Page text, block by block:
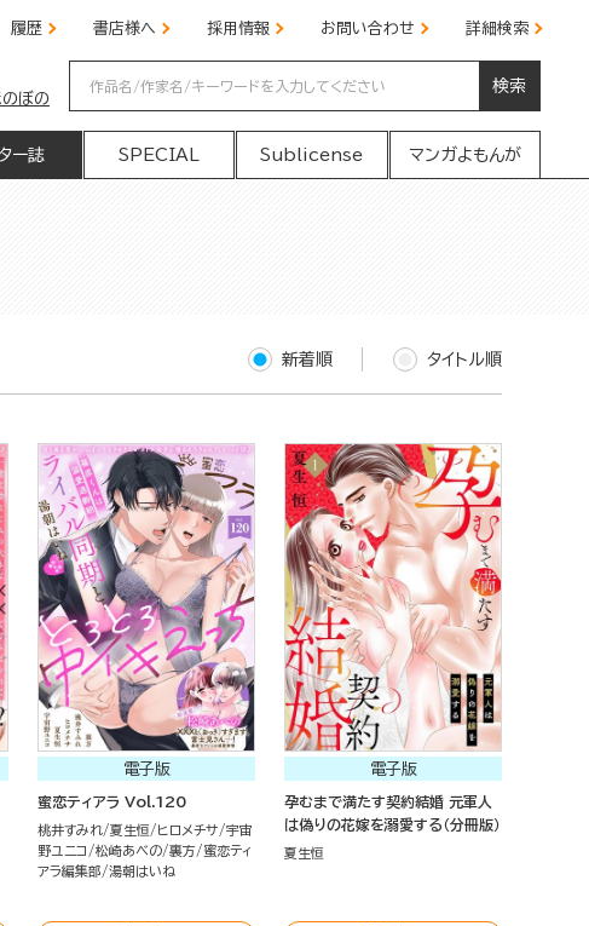
履歴 書店様へ 採用情報 お問い合わせ 詳細検索
のぼの
検索
ー誌 SPECIAL Sublicense マンガよもんが
新着順 タイトル順
電子版
蜜恋ティアラ Vol.120
桃井すみれ 夏生恒 ヒロメチサ
宇宙
野ユニコ
松崎あべの 裏方
蜜恋ティ
アラ編集部
湯朝はいね
電子版
孕むまで満たす契約結婚 元軍人
は偽りの花嫁を溺愛する（分冊版）
夏生恒